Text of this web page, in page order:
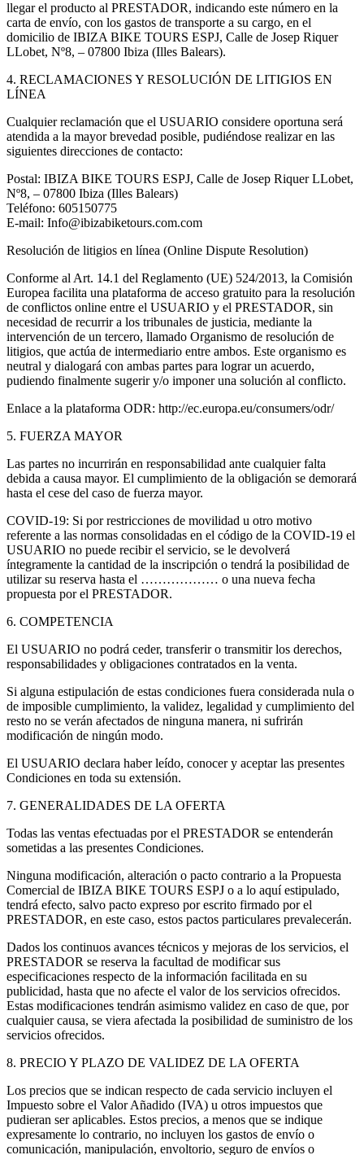
llegar el producto al PRESTADOR, indicando este número en la
carta de envío, con los gastos de transporte a su cargo, en el
domicilio de IBIZA BIKE TOURS ESPJ, Calle de Josep Riquer
LLobet, Nº8, – 07800 Ibiza (Illes Balears).
4. RECLAMACIONES Y RESOLUCIÓN DE LITIGIOS EN
LÍNEA
Cualquier reclamación que el USUARIO considere oportuna será
atendida a la mayor brevedad posible, pudiéndose realizar en las
siguientes direcciones de contacto:
Postal: IBIZA BIKE TOURS ESPJ, Calle de Josep Riquer LLobet,
Nº8, – 07800 Ibiza (Illes Balears)
Teléfono: 605150775
E-mail: Info@ibizabiketours.com.com
Resolución de litigios en línea (Online Dispute Resolution)
Conforme al Art. 14.1 del Reglamento (UE) 524/2013, la Comisión
Europea facilita una plataforma de acceso gratuito para la resolución
de conflictos online entre el USUARIO y el PRESTADOR, sin
necesidad de recurrir a los tribunales de justicia, mediante la
intervención de un tercero, llamado Organismo de resolución de
litigios, que actúa de intermediario entre ambos. Este organismo es
neutral y dialogará con ambas partes para lograr un acuerdo,
pudiendo finalmente sugerir y/o imponer una solución al conflicto.
Enlace a la plataforma ODR: http://ec.europa.eu/consumers/odr/
5. FUERZA MAYOR
Las partes no incurrirán en responsabilidad ante cualquier falta
debida a causa mayor. El cumplimiento de la obligación se demorará
hasta el cese del caso de fuerza mayor.
COVID-19: Si por restricciones de movilidad u otro motivo
referente a las normas consolidadas en el código de la COVID-19 el
USUARIO no puede recibir el servicio, se le devolverá
íntegramente la cantidad de la inscripción o tendrá la posibilidad de
utilizar su reserva hasta el ……………… o una nueva fecha
propuesta por el PRESTADOR.
6. COMPETENCIA
El USUARIO no podrá ceder, transferir o transmitir los derechos,
responsabilidades y obligaciones contratados en la venta.
Si alguna estipulación de estas condiciones fuera considerada nula o
de imposible cumplimiento, la validez, legalidad y cumplimiento del
resto no se verán afectados de ninguna manera, ni sufrirán
modificación de ningún modo.
El USUARIO declara haber leído, conocer y aceptar las presentes
Condiciones en toda su extensión.
7. GENERALIDADES DE LA OFERTA
Todas las ventas efectuadas por el PRESTADOR se entenderán
sometidas a las presentes Condiciones.
Ninguna modificación, alteración o pacto contrario a la Propuesta
Comercial de IBIZA BIKE TOURS ESPJ o a lo aquí estipulado,
tendrá efecto, salvo pacto expreso por escrito firmado por el
PRESTADOR, en este caso, estos pactos particulares prevalecerán.
Dados los continuos avances técnicos y mejoras de los servicios, el
PRESTADOR se reserva la facultad de modificar sus
especificaciones respecto de la información facilitada en su
publicidad, hasta que no afecte el valor de los servicios ofrecidos.
Estas modificaciones tendrán asimismo validez en caso de que, por
cualquier causa, se viera afectada la posibilidad de suministro de los
servicios ofrecidos.
8. PRECIO Y PLAZO DE VALIDEZ DE LA OFERTA
Los precios que se indican respecto de cada servicio incluyen el
Impuesto sobre el Valor Añadido (IVA) u otros impuestos que
pudieran ser aplicables. Estos precios, a menos que se indique
expresamente lo contrario, no incluyen los gastos de envío o
comunicación, manipulación, envoltorio, seguro de envíos o